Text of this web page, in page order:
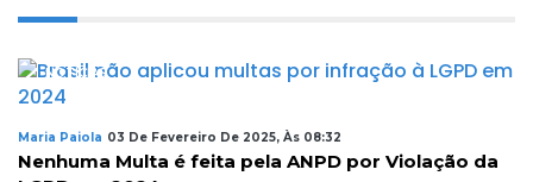
NOTÍCIAS
Maria Paiola 03 De Fevereiro De 2025, Às 08:32
Nenhuma Multa é feita pela ANPD por Violação da